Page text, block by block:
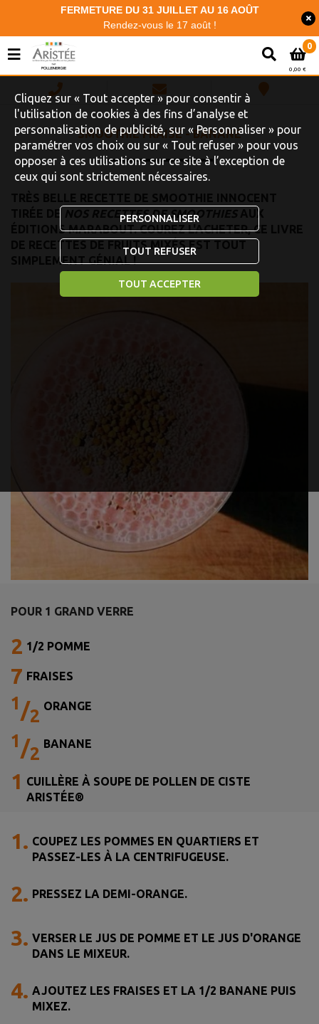
FERMETURE DU 31 JUILLET AU 16 AOÛT
Rendez-vous le 17 août !
0
0,00 €
SMOOTHIE FRAISE - BANANE
NOS RECETTES DE SMOOTHIES
ÉDITIONS MARABOUT. COUREZ L'ACHETER, CE LIVRE
DE RECETTES DE FRUITS MIXÉS EST TOUT
SIMPLEMENT GÉNIAL !
POUR 1 GRAND VERRE
2 1/2 POMME
7 FRAISES
1/2 ORANGE
1/2 BANANE
1 CUILLÈRE À SOUPE DE POLLEN DE CISTE
ARISTÉE®
1. COUPEZ LES POMMES EN QUARTIERS ET
PASSEZ-LES À LA CENTRIFUGEUSE.
2. PRESSEZ LA DEMI-ORANGE.
3. VERSER LE JUS DE POMME ET LE JUS D'ORANGE
DANS LE MIXEUR.
4. AJOUTEZ LES FRAISES ET LA 1/2 BANANE PUIS
MIXEZ.
Cliquez sur « Tout accepter » pour consentir à
l'utilisation de cookies à des fins d’analyse et
personnalisation de publicité, sur « Personnaliser » pour
paramétrer vos choix ou sur « Tout refuser » pour vous
opposer à ces utilisations sur ce site à l’exception de
ceux qui sont strictement nécessaires.
PERSONNALISER
TOUT REFUSER
TOUT ACCEPTER